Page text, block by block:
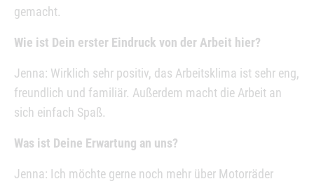
gemacht.
Wie ist Dein erster Eindruck von der Arbeit hier?
Jenna: Wirklich sehr positiv, das Arbeitsklima ist sehr eng,
freundlich und familiär. Außerdem macht die Arbeit an
sich einfach Spaß.
Was ist Deine Erwartung an uns?
Jenna: Ich möchte gerne noch mehr über Motorräder